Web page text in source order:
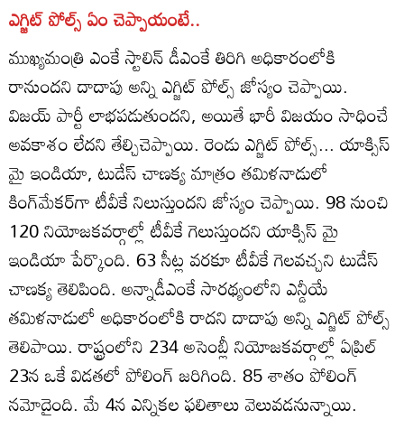
ఎగ్జిట్ పోల్స్ ఏం చెప్పాయంటే..
ముఖ్యమంత్రి ఎంకే స్టాలిన్ డీఎంకే తిరిగి అధికారంలోకి
రానుందని దాదాపు అన్ని ఎగ్జిట్ పోల్స్ జోస్యం చెప్పాయి.
విజయ్ పార్టీ లాభపడుతుందని, అయితే భారీ విజయం సాధించే
అవకాశం లేదని తేల్చిచెప్పాయి. రెండు ఎగ్జిట్ పోల్స్... యాక్సిస్
మై ఇండియా, టుడేస్ చాణక్య మాత్రం తమిళనాడులో
కింగ్‌మేకర్‌గా టీవీకే నిలుస్తుందని జోస్యం చెప్పాయి. 98 నుంచి
120 నియోజకవర్గాల్లో టీవీకే గెలుస్తుందని యాక్సిస్ మై
ఇండియా పేర్కొంది. 63 సీట్ల వరకూ టీవీకే గెలవచ్చని టుడేస్
చాణక్య తెలిపింది. అన్నాడీఎంకే సారథ్యంలోని ఎన్డీయే
తమిళనాడులో అధికారంలోకి రాదని దాదాపు అన్ని ఎగ్జిట్ పోల్స్
తెలిపాయి. రాష్ట్రంలోని 234 అసెంబ్లీ నియోజకవర్గాల్లో ఏప్రిల్
23న ఒకే విడతలో పోలింగ్ జరిగింది. 85 శాతం పోలింగ్
నమోదైంది. మే 4న ఎన్నికల ఫలితాలు వెలువడనున్నాయి.